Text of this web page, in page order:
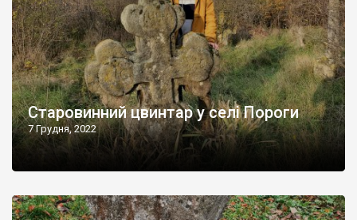
Старовинний цвинтар у селі Пороги
7 Грудня, 2022